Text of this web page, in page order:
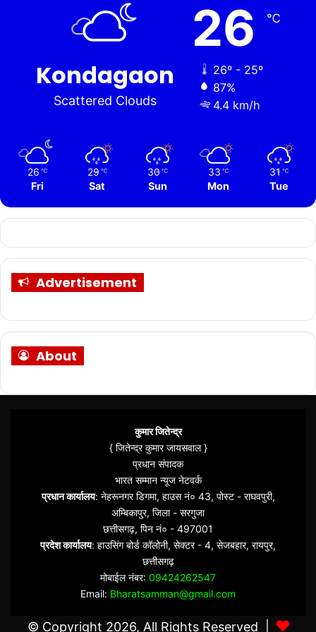
Kondagaon
Scattered Clouds
26 ℃
26º - 25º
87%
4.4 km/h
26 ℃
Fri
29 ℃
Sat
30 ℃
Sun
33 ℃
Mon
31 ℃
Tue
Advertisement
About
कुमार जितेन्द्र
{ जितेन्द्र कुमार जायसवाल }
प्रधान संपादक
भारत सम्मान न्यूज नेटवर्क
प्रधान कार्यालय: नेहरूनगर डिगमा, हाउस नं० 43, पोस्ट - राघवपुरी,
अम्बिकापुर, जिला - सरगुजा
छत्तीसगढ़, पिन नं० - 497001
प्रदेश कार्यालय: हाउसिंग बोर्ड कॉलोनी, सेक्टर - 4, सेजबहार, रायपुर,
छत्तीसगढ़
मोबाईल नंबर: 09424262547
Email: Bharatsamman@gmail.com
© Copyright 2026, All Rights Reserved |